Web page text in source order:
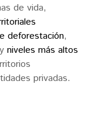
de vida,
deforestación,
y niveles más altos
privadas.